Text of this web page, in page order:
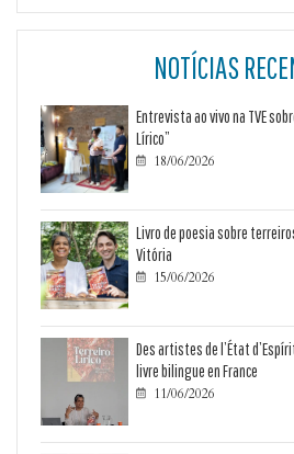
NOTÍCIAS
Entrevista ao vivo na TVE
Lírico”
 18/06/2026
Livro de poesia sobre
Vitória
 15/06/2026
Des artistes de l’État
livre bilingue en France
 11/06/2026